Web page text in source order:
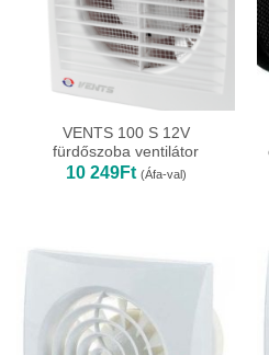
VENTS 100 S 12V
fürdőszoba ventilátor
10 249Ft (Áfa-val)